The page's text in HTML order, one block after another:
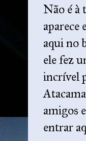
Não é à
aparece
aqui no
ele fez
incrível
amigos
entrar